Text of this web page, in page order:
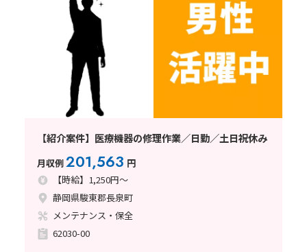
【紹介案件】医療機器の修理作業／日勤／土日祝休み
月収例201,563 円
【時給】1,250円～
静岡県駿東郡長泉町
メンテナンス・保全
62030-00